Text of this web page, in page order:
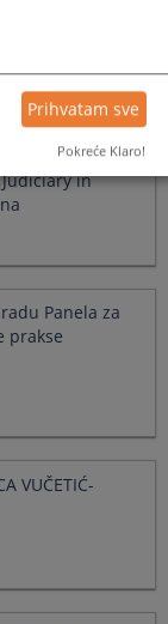
a BiH i
on the
in
Panela za
prakse
VUČETIĆ-
Prihvatam sve
Pokreće Klaro!